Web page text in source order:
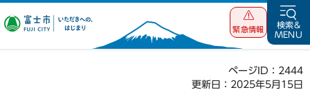
富士市 いただ
緊急情報
検索&
MENU
ページID：2444
更新日：2025年5月15日